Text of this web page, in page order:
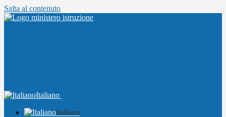
Salta al contenuto
Italiano
Italiano